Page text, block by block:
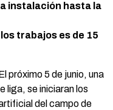
instalación hasta la
trabajos es de 15
próximo 5 de junio, una
liga, se iniciaran los
del campo de